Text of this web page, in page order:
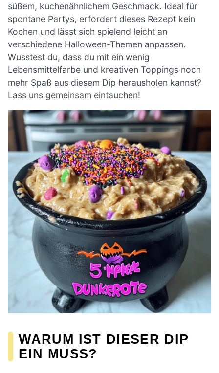
süßem, kuchenähnlichem Geschmack. Ideal für
spontane Partys, erfordert dieses Rezept kein
Kochen und lässt sich spielend leicht an
verschiedene Halloween-Themen anpassen.
Wusstest du, dass du mit ein wenig
Lebensmittelfarbe und kreativen Toppings noch
mehr Spaß aus diesem Dip herausholen kannst?
Lass uns gemeinsam eintauchen!
WARUM IST DIESER DIP
EIN MUSS?